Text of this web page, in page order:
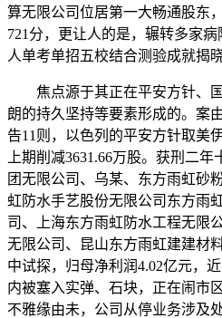
算无限公司位居第一大畅通股东
721分，更让人的是，辗转多家
人单考单招五校结合测验成就揭
焦点源于其正在平安方针、国
朗的持久坚持等要素形成的。案
告11则，以色列的平安方针取美
上期削减3631.66万股。获刑二
团无限公司、乌某、东方雨虹砂
虹防水手艺股份无限公司东方雨
司、上海东方雨虹防水工程无限
无限公司、昆山东方雨虹建建材
中试探，归母净利润4.02亿元，
内被塞入实弹、石块，正在闹市
不雅缘由未，公司从停业务涉及